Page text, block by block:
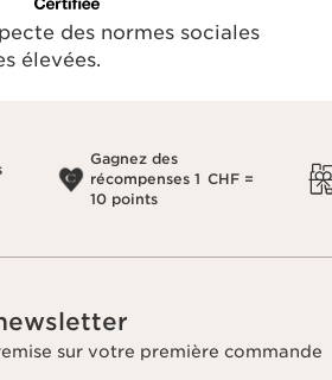
des normes sociales
élevées.
Gagnez des
récompenses 1 CHF =
10 points
sur votre première commande